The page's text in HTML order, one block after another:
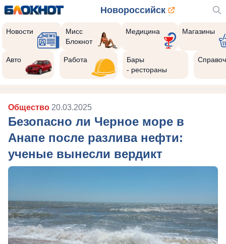
Новороссийск
Новости
Мисс
Блокнот
Медицина Магазины
Авто Работа
Бары
- рестораны
Общество 20.03.2025
Безопасно ли Черное море в
Анапе после разлива нефти:
ученые вынесли вердикт